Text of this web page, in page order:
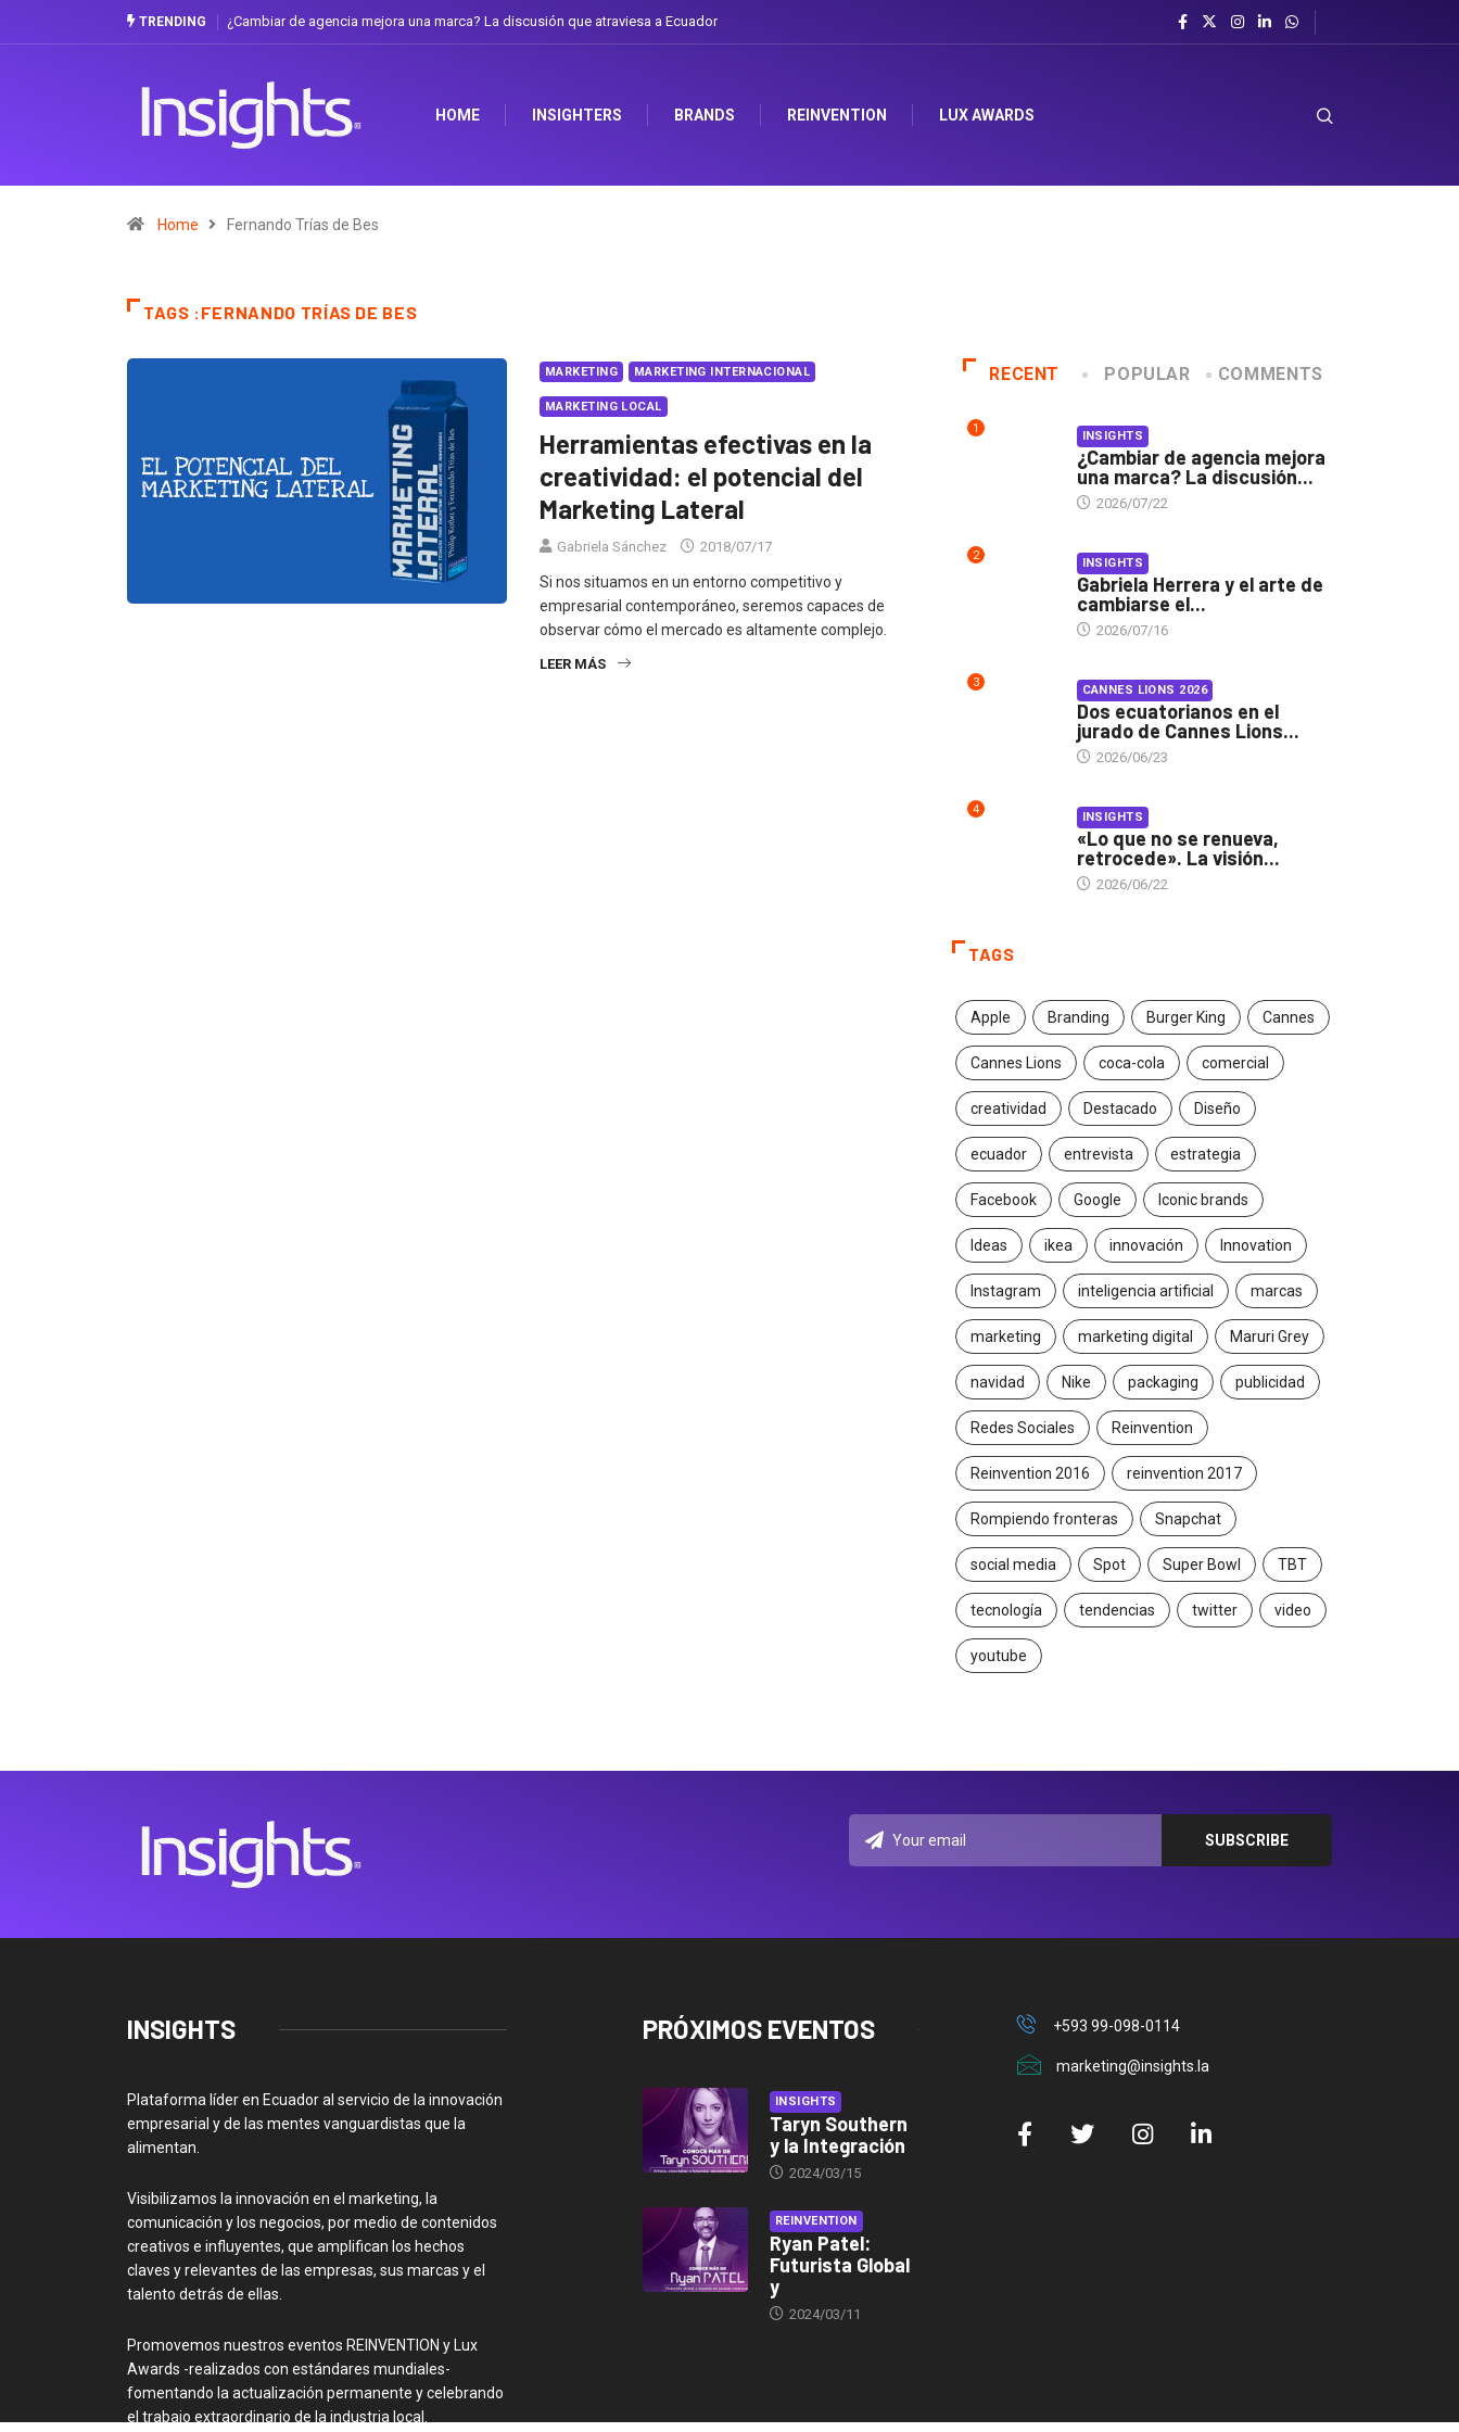
TRENDING ¿Cambiar de agencia mejora una marca? La discusión que atraviesa a Ecuador
HOME INSIGHTERS BRANDS REINVENTION LUX AWARDS
Home Fernando Trías de Bes
TAGS :FERNANDO TRÍAS DE BES
MARKETING MARKETING INTERNACIONAL
MARKETING LOCAL
Herramientas efectivas en la
creatividad: el potencial del
Marketing Lateral
Gabriela Sánchez 2018/07/17
Si nos situamos en un entorno competitivo y
empresarial contemporáneo, seremos capaces de
observar cómo el mercado es altamente complejo.
LEER MÁS
RECENT POPULAR COMMENTS
1 INSIGHTS
¿Cambiar de agencia mejora
una marca? La discusión...
2026/07/22
2 INSIGHTS
Gabriela Herrera y el arte de
cambiarse el...
2026/07/16
3 CANNES LIONS 2026
Dos ecuatorianos en el
jurado de Cannes Lions...
2026/06/23
4 INSIGHTS
«Lo que no se renueva,
retrocede». La visión...
2026/06/22
TAGS
Apple Branding Burger King Cannes
Cannes Lions coca-cola comercial
creatividad Destacado Diseño
ecuador entrevista estrategia
Facebook Google Iconic brands
Ideas ikea innovación Innovation
Instagram inteligencia artificial marcas
marketing marketing digital Maruri Grey
navidad Nike packaging publicidad
Redes Sociales Reinvention
Reinvention 2016 reinvention 2017
Rompiendo fronteras Snapchat
social media Spot Super Bowl TBT
tecnología tendencias twitter video
youtube
INSIGHTS
Plataforma líder en Ecuador al servicio de la innovación
empresarial y de las mentes vanguardistas que la
alimentan.
Visibilizamos la innovación en el marketing, la
comunicación y los negocios, por medio de contenidos
creativos e influyentes, que amplifican los hechos
claves y relevantes de las empresas, sus marcas y el
talento detrás de ellas.
Promovemos nuestros eventos REINVENTION y Lux
Awards -realizados con estándares mundiales-
fomentando la actualización permanente y celebrando
el trabajo extraordinario de la industria local.
PRÓXIMOS EVENTOS
INSIGHTS
Taryn Southern
y la Integración
2024/03/15
REINVENTION
Ryan Patel:
Futurista Global
y
2024/03/11
+593 99-098-0114
marketing@insights.la